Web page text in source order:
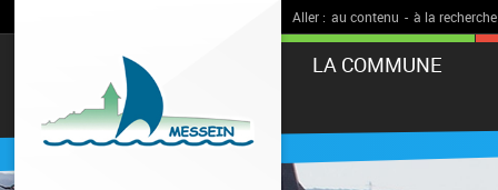
Aller : au contenu - à la recherche
LA COMMUNE